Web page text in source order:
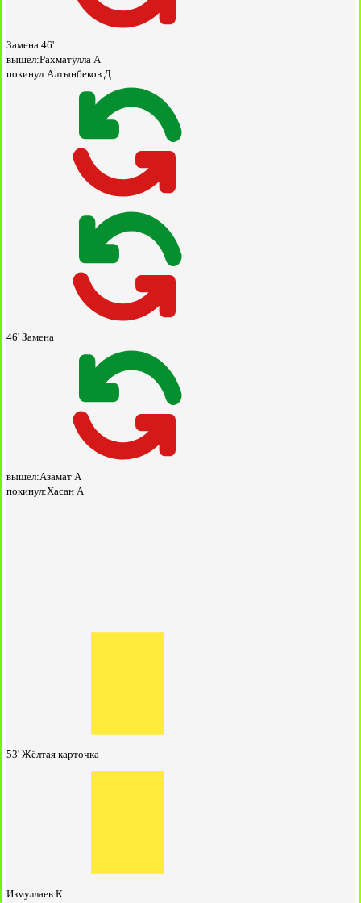
Замена 46'
вышел:Рахматулла А
покинул:Алтынбеков Д
46' Замена
вышел:Азамат А
покинул:Хасан А
53' Жёлтая карточка
Измуллаев К